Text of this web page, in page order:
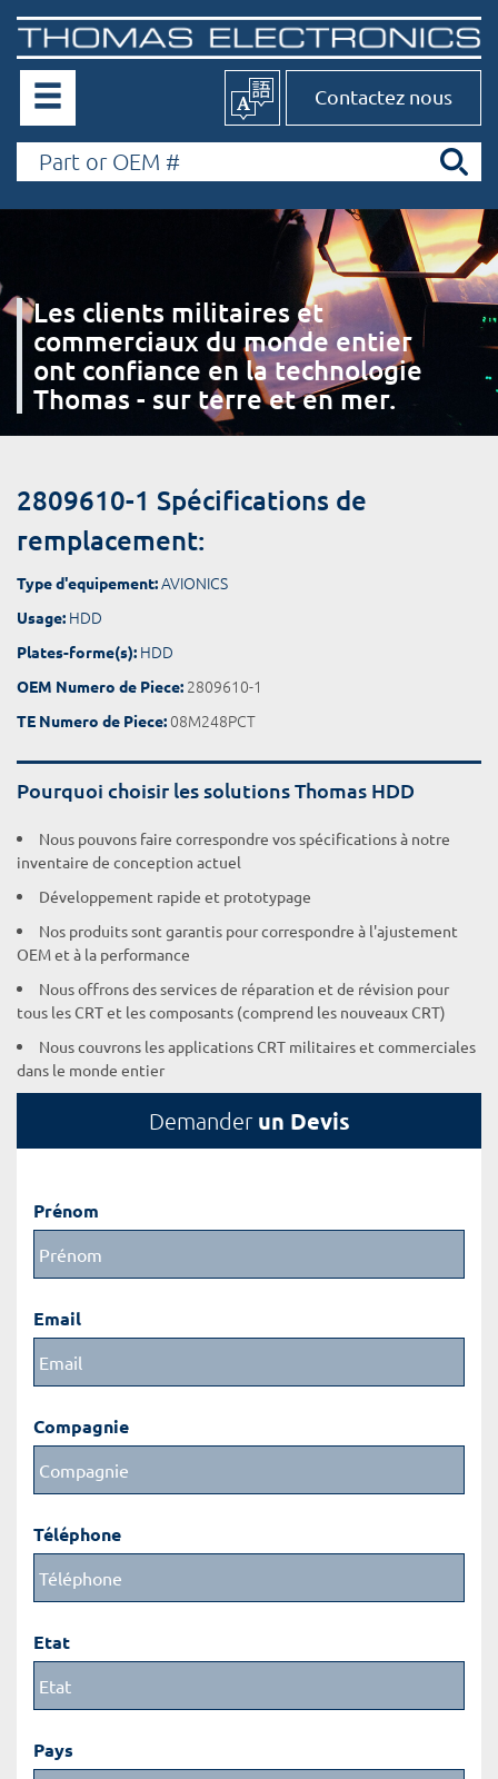
Contactez nous
Les clients militaires et
commerciaux du monde entier
ont confiance en la technologie
Thomas - sur terre et en mer.
2809610-1 Spécifications de
remplacement:
Type d'equipement:AVIONICS
Usage: HDD
Plates-forme(s): HDD
OEM Numero de Piece: 2809610-1
TE Numero de Piece:08M248PCT
Pourquoi choisir les solutions Thomas HDD
Nous pouvons faire correspondre vos spécifications à notre
inventaire de conception actuel
Développement rapide et prototypage
Nos produits sont garantis pour correspondre à l'ajustement
OEM et à la performance
Nous offrons des services de réparation et de révision pour
tous les CRT et les composants (comprend les nouveaux CRT)
Nous couvrons les applications CRT militaires et commerciales
dans le monde entier
Demander un Devis
Prénom
Email
Compagnie
Téléphone
Etat
Pays